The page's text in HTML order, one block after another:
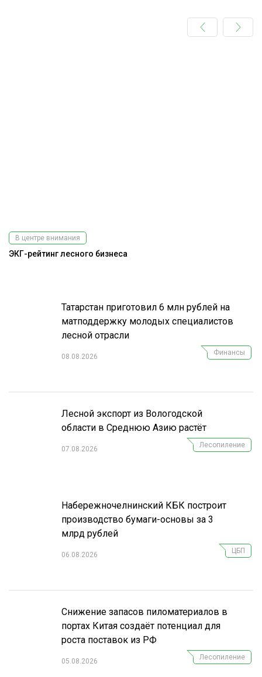
Татарстан приготовил 6 млн рублей на
матподдержку молодых специалистов
лесной отрасли
08.08.2026
Финансы
Лесной экспорт из Вологодской
области в Среднюю Азию растёт
07.08.2026
Лесопиление
Набережночелнинский КБК построит
производство бумаги-основы за 3
млрд рублей
06.08.2026
ЦБП
Снижение запасов пиломатериалов в
портах Китая создаёт потенциал для
роста поставок из РФ
05.08.2026
Лесопиление
В центре внимания
ЭКГ-рейтинг лесного бизнеса